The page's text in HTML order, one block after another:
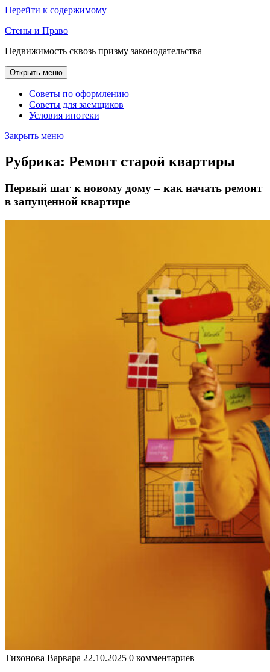
Перейти к содержимому
Стены и Право
Недвижимость сквозь призму законодательства
Открыть меню
Советы по оформлению
Советы для заемщиков
Условия ипотеки
Закрыть меню
Рубрика: Ремонт старой квартиры
Первый шаг к новому дому – как начать ремонт
в запущенной квартире
Тихонова Варвара 22.10.2025 0 комментариев